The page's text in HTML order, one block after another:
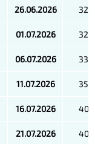
26.06.2026 325
01.07.2026 325
06.07.2026 335
11.07.2026 350
16.07.2026 400
21.07.2026 400